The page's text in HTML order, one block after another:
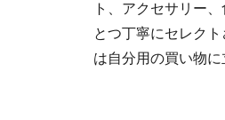
ト、アクセサリー
とつ丁寧にセレク
は自分用の買い物に